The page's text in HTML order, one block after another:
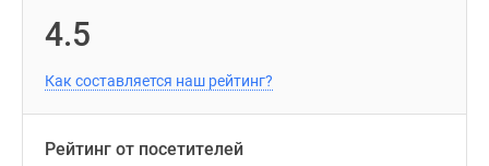
4.5
Как составляется наш рейтинг?
Рейтинг от посетителей